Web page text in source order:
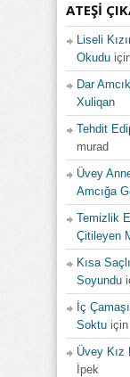
ATEŞI
Liseli
Okudu
Dar
Xuliqan
Tehdit
murad
Üvey
Amcığa
Temizlik
Çitileyen
Kısa
Soyundu
İç
Soktu için
Üvey Kız
İpek